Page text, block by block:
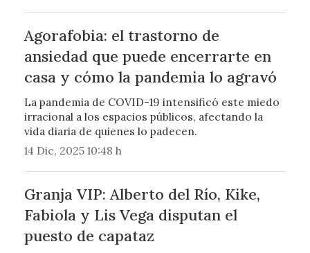
Agorafobia: el trastorno de
ansiedad que puede encerrarte en
casa y cómo la pandemia lo agravó
La pandemia de COVID-19 intensificó este miedo
irracional a los espacios públicos, afectando la
vida diaria de quienes lo padecen.
14 Dic, 2025 10:48 h
Granja VIP: Alberto del Río, Kike,
Fabiola y Lis Vega disputan el
puesto de capataz